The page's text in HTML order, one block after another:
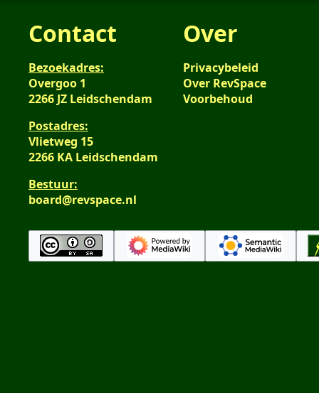
Contact
Bezoekadres:
Overgoo 1
2266 JZ Leidschendam
Postadres:
Vlietweg 15
2266 KA Leidschendam
Bestuur:
board@revspace.nl
Over
Privacybeleid
Over RevSpace
Voorbehoud